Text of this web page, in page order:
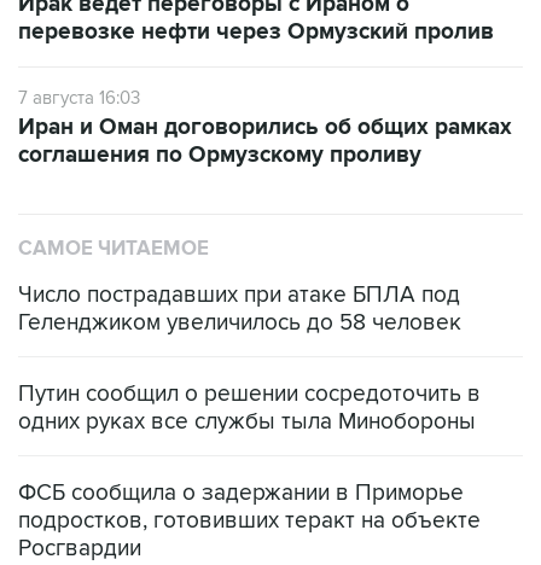
перевозке нефти через Ормузский пролив
7 августа 16:03
Иран и Оман договорились об общих рамках
соглашения по Ормузскому проливу
САМОЕ ЧИТАЕМОЕ
Число пострадавших при атаке БПЛА под
Геленджиком увеличилось до 58 человек
Путин сообщил о решении сосредоточить в
одних руках все службы тыла Минобороны
ФСБ сообщила о задержании в Приморье
подростков, готовивших теракт на объекте
Росгвардии